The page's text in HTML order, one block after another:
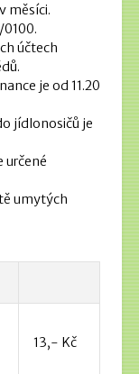
měsíci.
účtech
je od 11.20
jídlonosičů je
určené
umytých
13,- Kč